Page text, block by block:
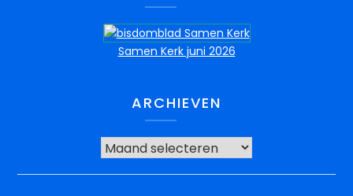
Samen Kerk juni 2026
ARCHIEVEN